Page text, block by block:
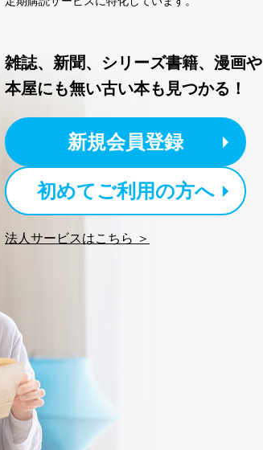
雑誌、新聞、シリーズ書籍、漫画や
本屋にも無い古い本も見つかる！
新規会員登録
初めてご利用の方へ
法人サービスはこちら ＞